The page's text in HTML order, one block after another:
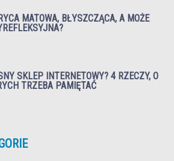
MATOWA, BŁYSZCZĄCA, A MOŻE
SKLEP INTERNETOWY? 4 RZECZY, O
TRZEBA PAMIĘTAĆ